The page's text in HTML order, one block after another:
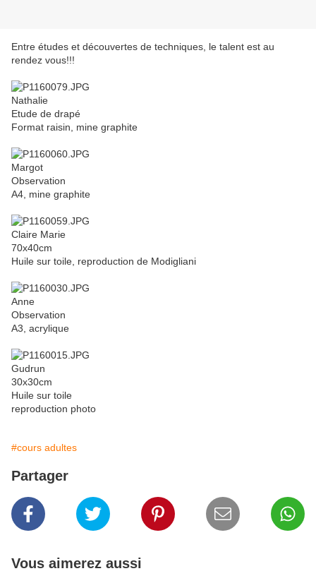
Entre études et découvertes de techniques, le talent est au
rendez vous!!!
Nathalie
Etude de drapé
Format raisin, mine graphite
Margot
Observation
A4, mine graphite
Claire Marie
70x40cm
Huile sur toile, reproduction de Modigliani
Anne
Observation
A3, acrylique
Gudrun
30x30cm
Huile sur toile
reproduction photo
#cours adultes
Partager
Vous aimerez aussi